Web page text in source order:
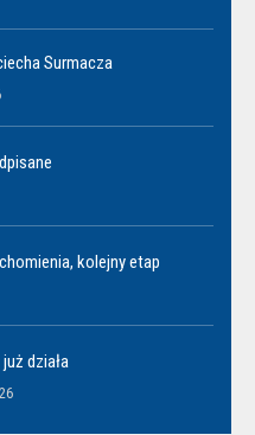
Surmacza
kolejny etap
działa